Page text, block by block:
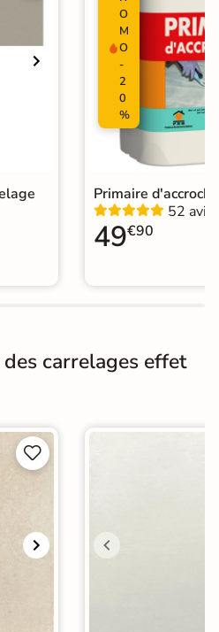
30x60 cm
intérieur / extérieur
salon moderne
O
M
O
-
2
0
%
Primaire
52 avis
49€90
carrelages effet

